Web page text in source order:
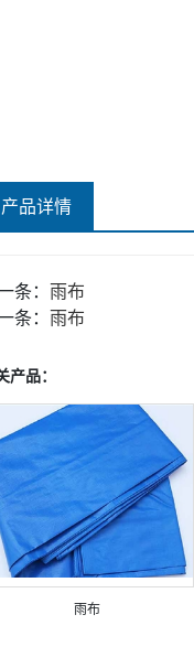
产品详情
条： 雨布
条： 雨布
产品：
雨布